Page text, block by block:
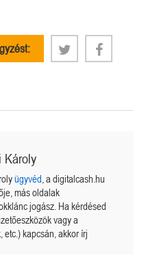
Károly
ügyvéd , a digitalcash.hu
más oldalak
jogász. Ha kérdésed
vagy a
etc.) kapcsán, akkor írj